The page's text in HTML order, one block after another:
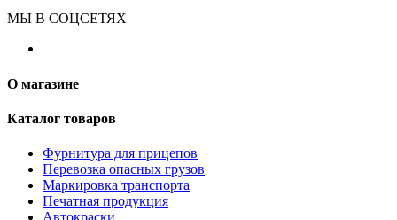
МЫ В СОЦСЕТЯХ
О магазине
Каталог товаров
Фурнитура для прицепов
Перевозка опасных грузов
Маркировка транспорта
Печатная продукция